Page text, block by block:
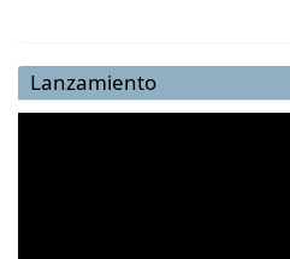
Lanzamiento